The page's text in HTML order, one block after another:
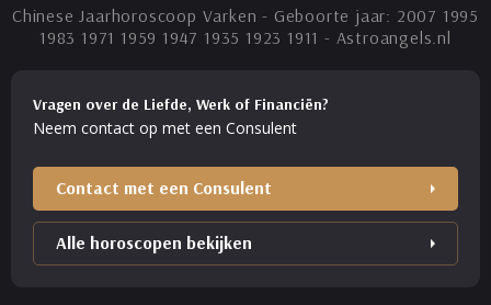
Chinese Jaarhoroscoop Varken - Geboorte jaar: 2007 1995
1983 1971 1959 1947 1935 1923 1911 - Astroangels.nl
Vragen over de Liefde, Werk of Financiën?
Neem contact op met een Consulent
Contact met een Consulent
Alle horoscopen bekijken